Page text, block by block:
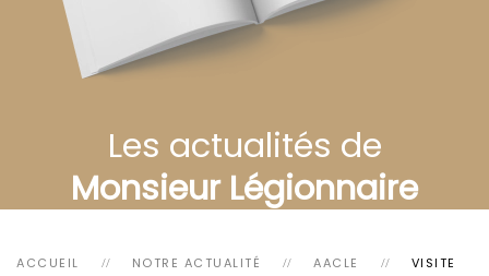
Les actualités de
Monsieur Légionnaire
ACCUEIL NOTRE ACTUALITÉ AACLE
VISITE